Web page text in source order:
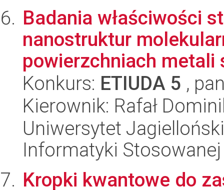
Badania właściwości
nanostruktur
powierzchniach metali
Konkurs: ETIUDA 5 ,
Kierownik: Rafał
Uniwersytet
Informatyki Stosowanej
Kropki kwantowe do